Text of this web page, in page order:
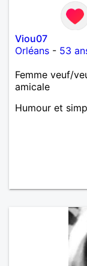
Viou07
Orléans - 53
Femme veuf/
amicale
Humour et